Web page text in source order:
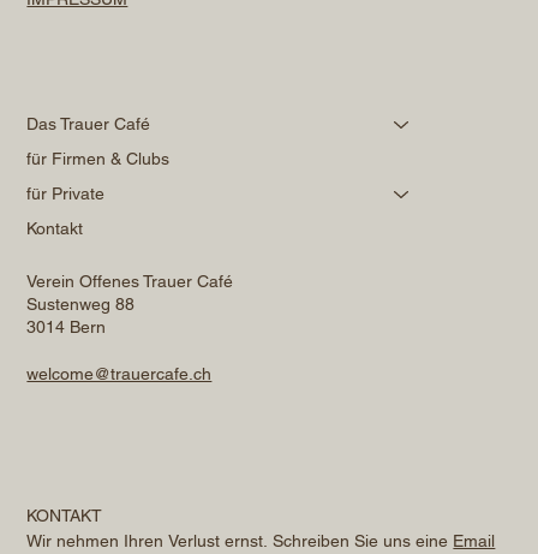
Das Trauer Café
für Firmen & Clubs
für Private
Kontakt
Verein Offenes Trauer Café
Sustenweg 88
3014 Bern
welcome@trauercafe.ch
KONTAKT
Wir nehmen Ihren Verlust ernst. Schreiben Sie uns eine Email